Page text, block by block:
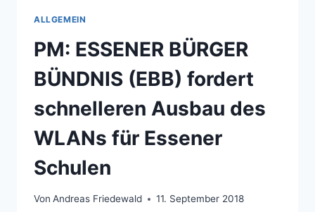
ALLGEMEIN
PM: ESSENER BÜRGER
BÜNDNIS (EBB) fordert
schnelleren Ausbau des
WLANs für Essener
Schulen
Von Andreas Friedewald 11. September 2018